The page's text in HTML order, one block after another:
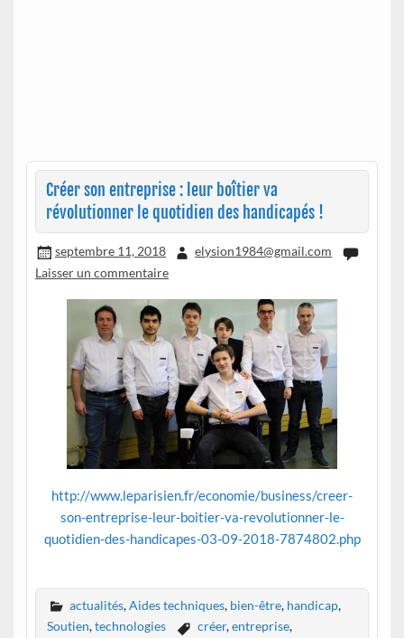
Créer son entreprise : leur boîtier va
révolutionner le quotidien des handicapés !
septembre 11, 2018
elysion1984@gmail.com
Laisser un commentaire
http://www.leparisien.fr/economie/business/creer-
son-entreprise-leur-boitier-va-revolutionner-le-
quotidien-des-handicapes-03-09-2018-7874802.php
actualités,Aides techniques, bien-être, handicap,
Soutien,technologies créer,entreprise,